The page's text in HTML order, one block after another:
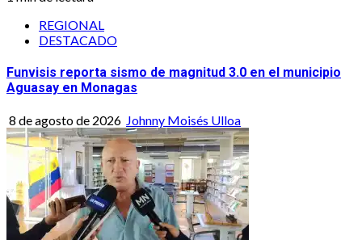
REGIONAL
DESTACADO
Funvisis reporta sismo de magnitud 3.0 en el municipio
Aguasay en Monagas
8 de agosto de 2026 Johnny Moisés Ulloa